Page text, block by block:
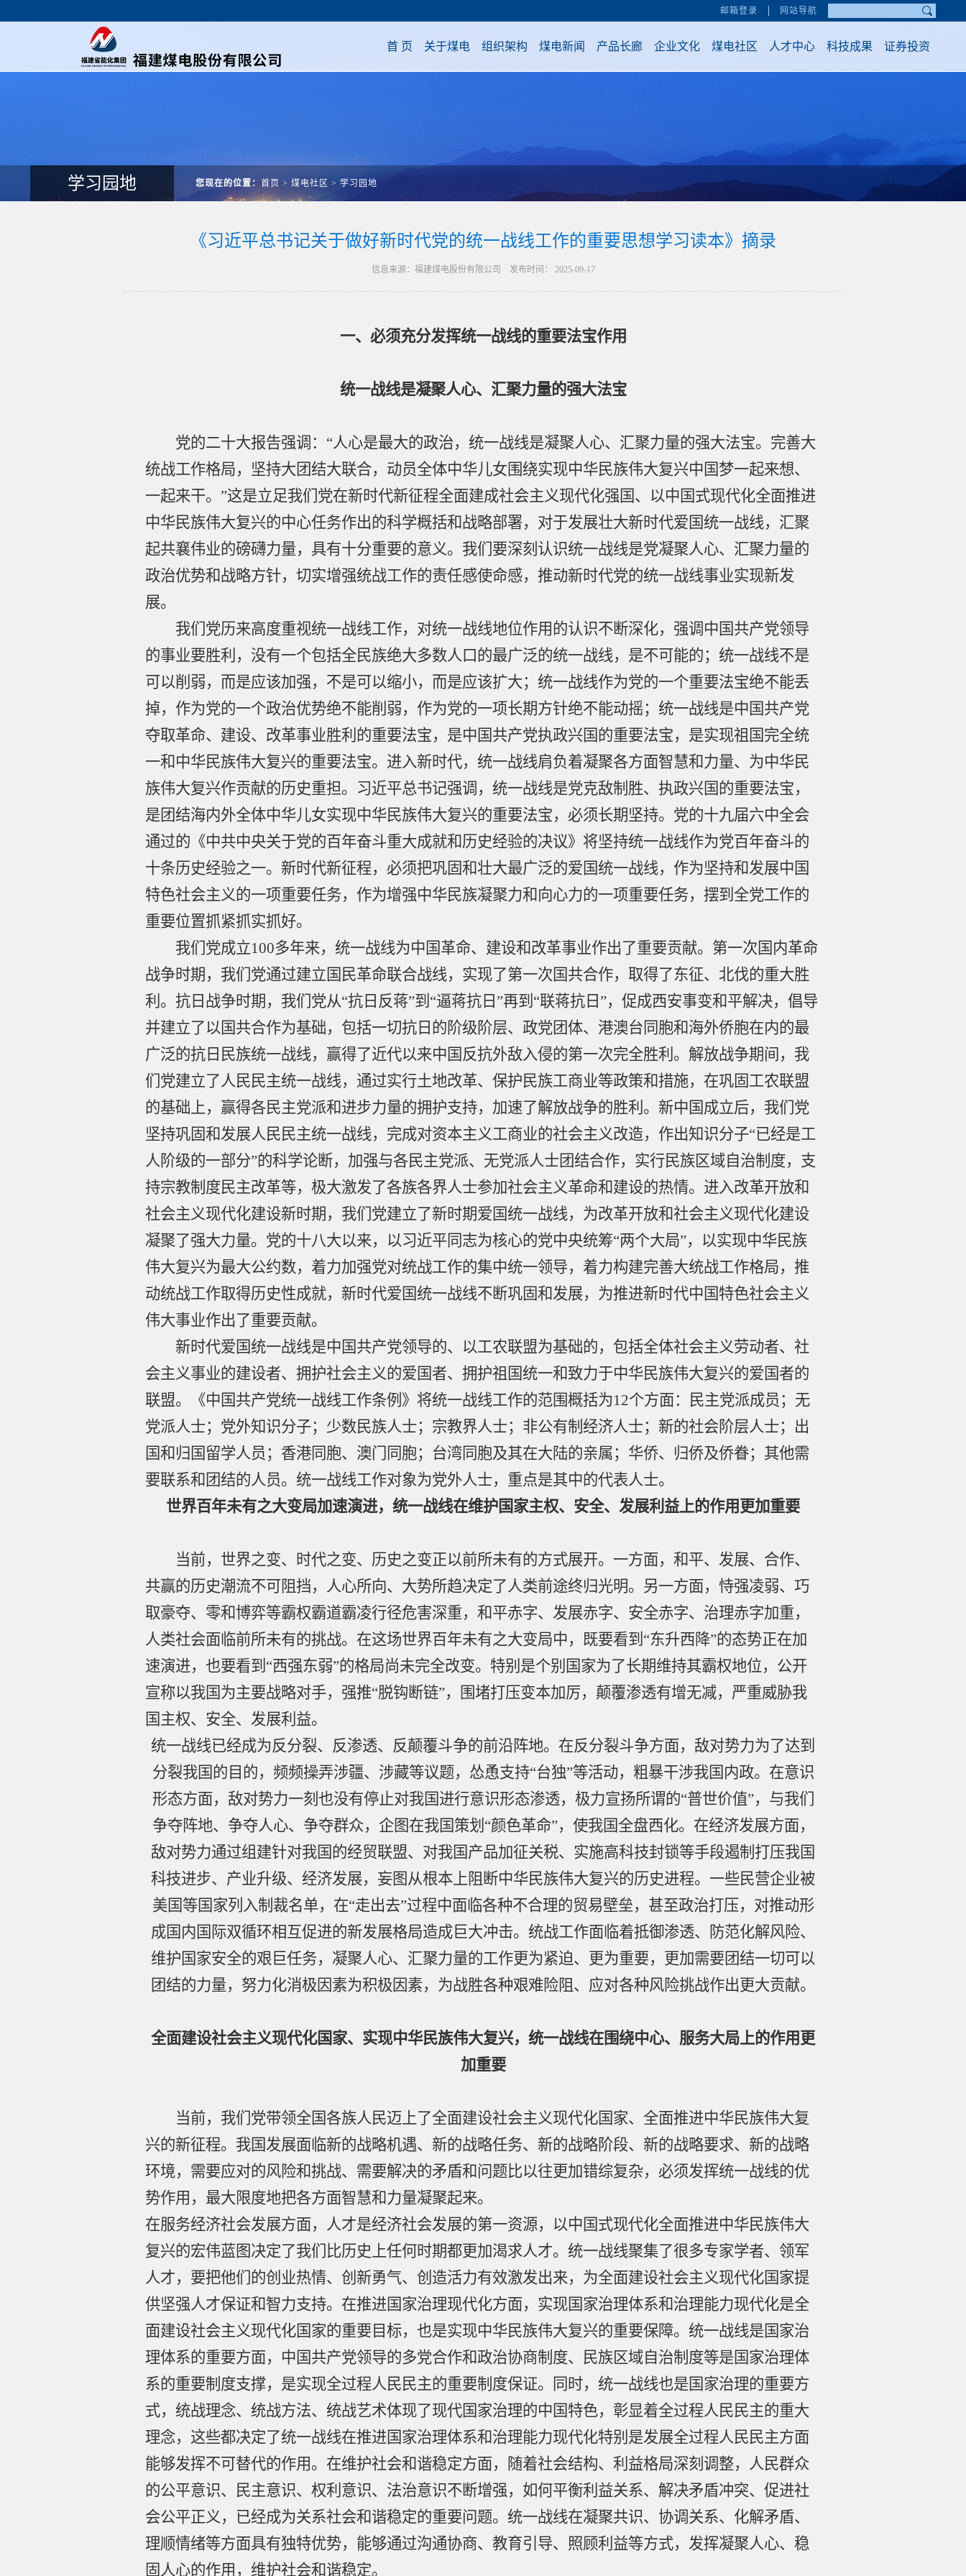
邮箱登录 网站导航
首 页 关于煤电 组织架构 煤电新闻 产品长廊 企业文化 煤电社区 人才中心 科技成果 证券投资
学习园地 您现在的位置： 首页 > 煤电社区 > 学习园地
《习近平总书记关于做好新时代党的统一战线工作的重要思想学习读本》摘录
信息来源：福建煤电股份有限公司 发布时间： 2025-09-17
一、 必须充分发挥统一战线的重要法宝作用
统一战线是凝聚人心、汇聚力量的强大法宝
党的二十大报告强调： “人心是最大的政治，统一战线是凝聚人心、汇聚力量的强大法宝。完善大
统战工作格局，坚持大团结大联合，动员全体中华儿女围绕实现中华民族伟大复兴中国梦一起来想、
一起来干。”这是立足我们党在新时代新征程全面建成社会主义现代化强国、以中国式现代化全面推进
中华民族伟大复兴的中心任务作出的科学概括和战略部署，对于发展壮大新时代爱国统一战线，汇聚
起共襄伟业的磅礴力量，具有十分重要的意义。我们要深刻认识统一战线是党凝聚人心、汇聚力量的
政治优势和战略方针，切实增强统战工作的责任感使命感，推动新时代党的统一战线事业实现新发
展。
我们党历来高度重视统一战线工作，对统一战线地位作用的认识不断深化，强调中国共产党领导
的事业要胜利，没有一个包括全民族绝大多数人口的最广泛的统一战线，是不可能的；统一战线不是
可以削弱，而是应该加强，不是可以缩小，而是应该扩大；统一战线作为党的一个重要法宝绝不能丢
掉，作为党的一个政治优势绝不能削弱，作为党的一项长期方针绝不能动摇；统一战线是中国共产党
夺取革命、建设、改革事业胜利的重要法宝，是中国共产党执政兴国的重要法宝，是实现祖国完全统
一和中华民族伟大复兴的重要法宝。进入新时代，统一战线肩负着凝聚各方面智慧和力量、为中华民
族伟大复兴作贡献的历史重担。习近平总书记强调，统一战线是党克敌制胜、执政兴国的重要法宝，
是团结海内外全体中华儿女实现中华民族伟大复兴的重要法宝，必须长期坚持。党的十九届六中全会
通过的《中共中央关于党的百年奋斗重大成就和历史经验的决议》将坚持统一战线作为党百年奋斗的
十条历史经验之一。新时代新征程，必须把巩固和壮大最广泛的爱国统一战线，作为坚持和发展中国
特色社会主义的一项重要任务，作为增强中华民族凝聚力和向心力的一项重要任务，摆到全党工作的
重要位置抓紧抓实抓好。
我们党成立100多年来，统一战线为中国革命、建设和改革事业作出了重要贡献。第一次国内革命
战争时期，我们党通过建立国民革命联合战线，实现了第一次国共合作，取得了东征、北伐的重大胜
利。抗日战争时期，我们党从“抗日反蒋”到“逼蒋抗日”再到“联蒋抗日”，促成西安事变和平解决，倡导
并建立了以国共合作为基础，包括一切抗日的阶级阶层、政党团体、港澳台同胞和海外侨胞在内的最
广泛的抗日民族统一战线，赢得了近代以来中国反抗外敌入侵的第一次完全胜利。解放战争期间，我
们党建立了人民民主统一战线，通过实行土地改革、保护民族工商业等政策和措施，在巩固工农联盟
的基础上，赢得各民主党派和进步力量的拥护支持，加速了解放战争的胜利。新中国成立后，我们党
坚持巩固和发展人民民主统一战线，完成对资本主义工商业的社会主义改造，作出知识分子“已经是工
人阶级的一部分”的科学论断，加强与各民主党派、无党派人士团结合作，实行民族区域自治制度，支
持宗教制度民主改革等，极大激发了各族各界人士参加社会主义革命和建设的热情。进入改革开放和
社会主义现代化建设新时期，我们党建立了新时期爱国统一战线，为改革开放和社会主义现代化建设
凝聚了强大力量。党的十八大以来，以习近平同志为核心的党中央统筹“两个大局”，以实现中华民族
伟大复兴为最大公约数，着力加强党对统战工作的集中统一领导，着力构建完善大统战工作格局，推
动统战工作取得历史性成就，新时代爱国统一战线不断巩固和发展，为推进新时代中国特色社会主义
伟大事业作出了重要贡献。
新时代爱国统一战线是中国共产党领导的、以工农联盟为基础的，包括全体社会主义劳动者、社
会主义事业的建设者、拥护社会主义的爱国者、拥护祖国统一和致力于中华民族伟大复兴的爱国者的
联盟。《中国共产党统一战线工作条例》将统一战线工作的范围概括为12个方面：民主党派成员；无
党派人士；党外知识分子；少数民族人士；宗教界人士；非公有制经济人士；新的社会阶层人士；出
国和归国留学人员；香港同胞、澳门同胞；台湾同胞及其在大陆的亲属；华侨、归侨及侨眷；其他需
要联系和团结的人员。统一战线工作对象为党外人士，重点是其中的代表人士。
世界百年未有之大变局加速演进，统一战线在维护国家主权、安全、发展利益上的作用更加重要
当前，世界之变、时代之变、历史之变正以前所未有的方式展开。一方面，和平、发展、合作、
共赢的历史潮流不可阻挡，人心所向、大势所趋决定了人类前途终归光明。另一方面，恃强凌弱、巧
取豪夺、零和博弈等霸权霸道霸凌行径危害深重，和平赤字、发展赤字、安全赤字、治理赤字加重，
人类社会面临前所未有的挑战。在这场世界百年未有之大变局中，既要看到 “东升西降”的态势正在加
速演进，也要看到“西强东弱”的格局尚未完全改变。特别是个别国家为了长期维持其霸权地位，公开
宣称以我国为主要战略对手，强推“脱钩断链”，围堵打压变本加厉，颠覆渗透有增无减，严重威胁我
国主权、安全、发展利益。
统一战线已经成为反分裂、反渗透、反颠覆斗争的前沿阵地。在反分裂斗争方面，敌对势力为了达到
分裂我国的目的，频频操弄涉疆、涉藏等议题，怂恿支持“台独”等活动，粗暴干涉我国内政。在意识
形态方面，敌对势力一刻也没有停止对我国进行意识形态渗透，极力宣扬所谓的“普世价值”，与我们
争夺阵地、争夺人心、争夺群众，企图在我国策划“颜色革命”，使我国全盘西化。在经济发展方面，
敌对势力通过组建针对我国的经贸联盟、对我国产品加征关税、实施高科技封锁等手段遏制打压我国
科技进步、产业升级、经济发展，妄图从根本上阻断中华民族伟大复兴的历史进程。一些民营企业被
美国等国家列入制裁名单，在“走出去”过程中面临各种不合理的贸易壁垒，甚至政治打压，对推动形
成国内国际双循环相互促进的新发展格局造成巨大冲击。统战工作面临着抵御渗透、防范化解风险、
维护国家安全的艰巨任务，凝聚人心、汇聚力量的工作更为紧迫、更为重要，更加需要团结一切可以
团结的力量，努力化消极因素为积极因素，为战胜各种艰难险阻、应对各种风险挑战作出更大贡献。
全面建设社会主义现代化国家、实现中华民族伟大复兴，统一战线在围绕中心、服务大局上的作用更
加重要
当前，我们党带领全国各族人民迈上了全面建设社会主义现代化国家、全面推进中华民族伟大复
兴的新征程。我国发展面临新的战略机遇、新的战略任务、新的战略阶段、新的战略要求、新的战略
环境，需要应对的风险和挑战、需要解决的矛盾和问题比以往更加错综复杂，必须发挥统一战线的优
势作用，最大限度地把各方面智慧和力量凝聚起来。
在服务经济社会发展方面，人才是经济社会发展的第一资源，以中国式现代化全面推进中华民族伟大
复兴的宏伟蓝图决定了我们比历史上任何时期都更加渴求人才。统一战线聚集了很多专家学者、领军
人才，要把他们的创业热情、创新勇气、创造活力有效激发出来，为全面建设社会主义现代化国家提
供坚强人才保证和智力支持。在推进国家治理现代化方面，实现国家治理体系和治理能力现代化是全
面建设社会主义现代化国家的重要目标，也是实现中华民族伟大复兴的重要保障。统一战线是国家治
理体系的重要方面，中国共产党领导的多党合作和政治协商制度、民族区域自治制度等是国家治理体
系的重要制度支撑，是实现全过程人民民主的重要制度保证。同时，统一战线也是国家治理的重要方
式，统战理念、统战方法、统战艺术体现了现代国家治理的中国特色，彰显着全过程人民民主的重大
理念，这些都决定了统一战线在推进国家治理体系和治理能力现代化特别是发展全过程人民民主方面
能够发挥不可替代的作用。在维护社会和谐稳定方面，随着社会结构、利益格局深刻调整，人民群众
的公平意识、民主意识、权利意识、法治意识不断增强，如何平衡利益关系、解决矛盾冲突、促进社
会公平正义，已经成为关系社会和谐稳定的重要问题。统一战线在凝聚共识、协调关系、化解矛盾、
理顺情绪等方面具有独特优势，能够通过沟通协商、教育引导、照顾利益等方式，发挥凝聚人心、稳
固人心的作用，维护社会和谐稳定。